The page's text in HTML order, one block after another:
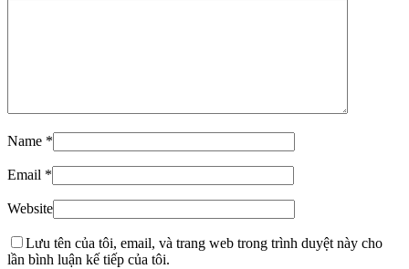
Name *
Email *
Website
Lưu tên của tôi, email, và trang web trong trình duyệt này cho
lần bình luận kế tiếp của tôi.